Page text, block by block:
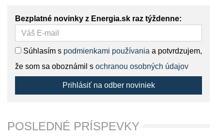
Bezplatné novinky z Energia.sk raz týždenne:
Súhlasím s podmienkami používania a potvrdzujem,
že som sa oboznámil s ochranou osobných údajov
Prihlásiť na odber noviniek
POSLEDNÉ PRÍSPEVKY